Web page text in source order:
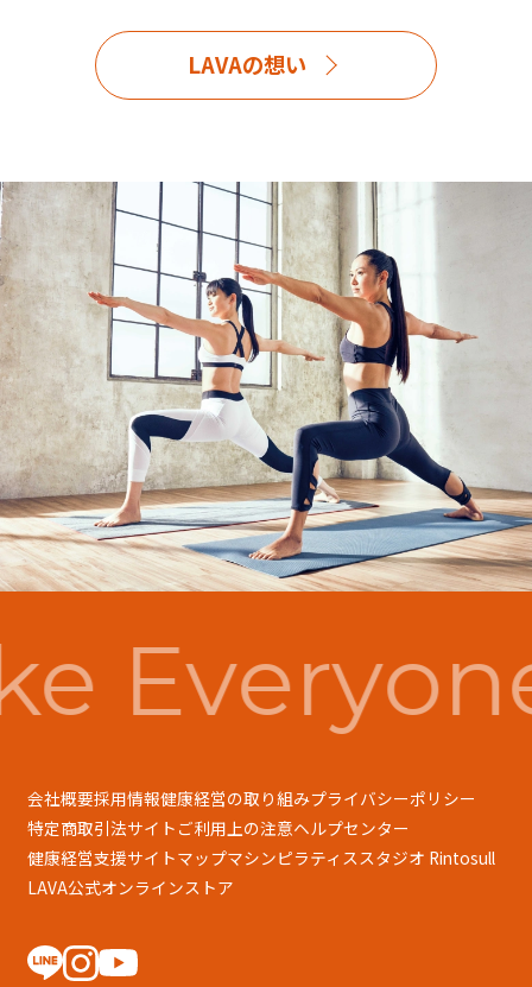
LAVAの想い
会社概要採用情報健康経営の取り組みプライバシーポリシー
特定商取引法サイトご利用上の注意ヘルプセンター
健康経営支援サイトマップマシンピラティススタジオ Rintosull
LAVA公式オンラインストア